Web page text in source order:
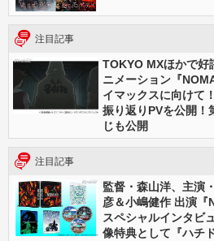
注目記事
TOKYO MXほかで好
ニメーション『
イマックスに向けて
振り返りPVを公開！
じも公開
注目記事
監督・森山洋、主演
彦＆小嶋健作 出演『
スペシャルインタビ
像特典として『ハチ